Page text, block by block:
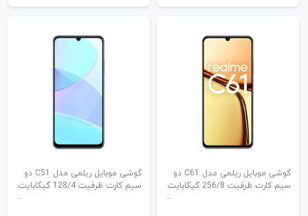
گوشی موبایل ریلمی مدل C61 دو
سیم کارت ظرفیت 256/8 گیگابایت
گوشی موبایل ریلمی مدل C51 دو
سیم کارت ظرفیت 128/4 گیگابایت